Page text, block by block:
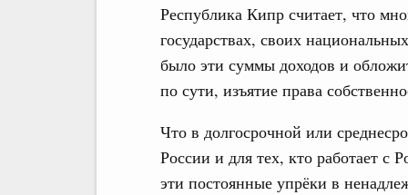
Республика Кипр считает, что
государствах, своих
было эти суммы доходов и
по сути, изъятие права
Что в долгосрочной или
России и для тех, кто работает с
эти постоянные упрёки в